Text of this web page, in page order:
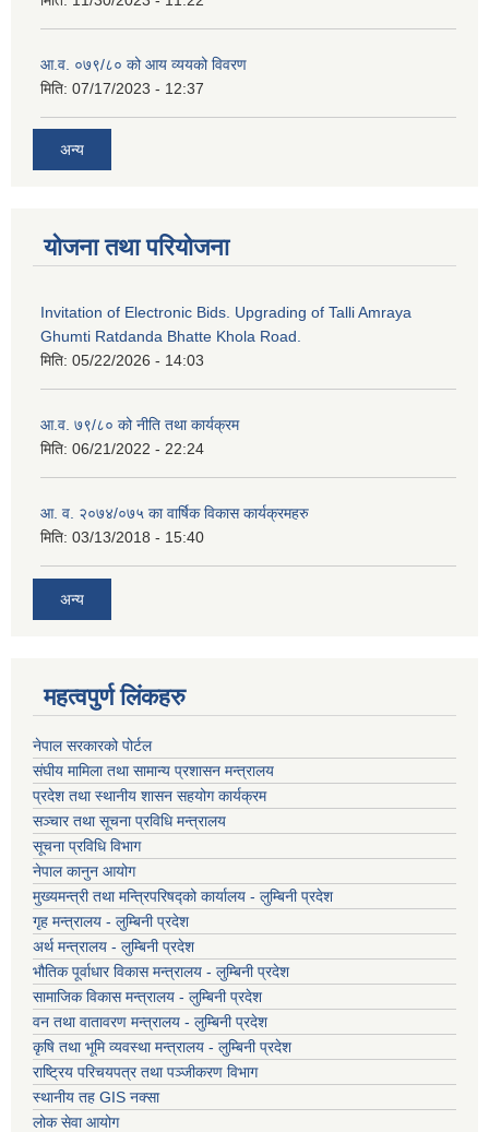
आ.व. ०७९/८० को आय व्ययको विवरण
मिति: 07/17/2023 - 12:37
अन्य
योजना तथा परियोजना
Invitation of Electronic Bids. Upgrading of Talli Amraya
Ghumti Ratdanda Bhatte Khola Road.
मिति: 05/22/2026 - 14:03
आ.व. ७९/८० को नीति तथा कार्यक्रम
मिति: 06/21/2022 - 22:24
आ. व. २०७४/०७५ का वार्षिक विकास कार्यक्रमहरु
मिति: 03/13/2018 - 15:40
अन्य
महत्वपुर्ण लिंकहरु
नेपाल सरकारको पोर्टल
संघीय मामिला तथा सामान्य प्रशासन मन्त्रालय
प्रदेश तथा स्थानीय शासन सहयोग कार्यक्रम
सञ्चार तथा सूचना प्रविधि मन्त्रालय
सूचना प्रविधि विभाग
नेपाल कानुन आयोग
मुख्यमन्त्री तथा मन्त्रिपरिषद्को कार्यालय - लुम्बिनी प्रदेश
गृह मन्त्रालय - लुम्बिनी प्रदेश
अर्थ मन्त्रालय - लुम्बिनी प्रदेश
भौतिक पूर्वाधार विकास मन्त्रालय - लुम्बिनी प्रदेश
सामाजिक विकास मन्त्रालय - लुम्बिनी प्रदेश
वन तथा वातावरण मन्त्रालय - लुम्बिनी प्रदेश
कृषि तथा भूमि व्यवस्था मन्त्रालय - लुम्बिनी प्रदेश
राष्ट्रिय परिचयपत्र तथा पञ्जीकरण विभाग
स्थानीय तह GIS नक्सा
लोक सेवा आयोग